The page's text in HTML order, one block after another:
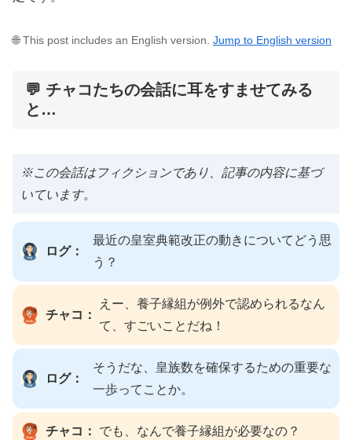
🌐 This post includes an English version. Jump to English version
💬 チャコたちの会話に耳をすませてみる
と…
※この会話はフィクションであり、記事の内容に基づ
いています。
ログ：
最近の皇室典範改正の動きについてどう思
う？
チャコ：
えー、養子縁組が例外で認められるなん
て、すごいことだね！
ログ：
そうだな、皇族数を確保するための重要な
一歩ってことか。
チャコ： でも、なんで養子縁組が必要なの？